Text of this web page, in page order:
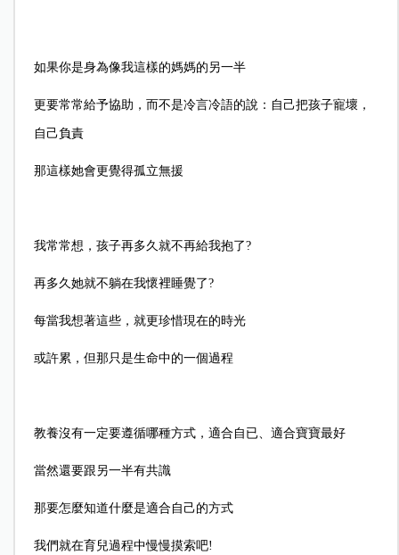
如果你是身為像我這樣的媽媽的另一半
更要常常給予協助，而不是冷言冷語的說：自己把孩子寵壞，
自己負責
那這樣她會更覺得孤立無援
我常常想，孩子再多久就不再給我抱了?
再多久她就不躺在我懷裡睡覺了?
每當我想著這些，就更珍惜現在的時光
或許累，但那只是生命中的一個過程
教養沒有一定要遵循哪種方式，適合自已、適合寶寶最好
當然還要跟另一半有共識
那要怎麼知道什麼是適合自己的方式
我們就在育兒過程中慢慢摸索吧!